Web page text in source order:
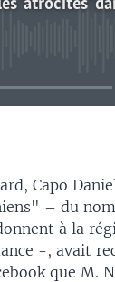
currently
Capo
– du
à la
-, avait
que M.